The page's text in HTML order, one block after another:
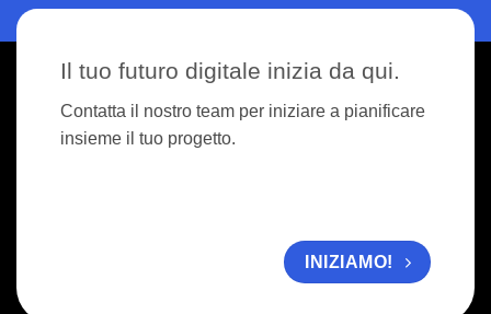
Il tuo futuro digitale inizia da qui.
Contatta il nostro team per iniziare a pianificare
insieme il tuo progetto.
INIZIAMO!